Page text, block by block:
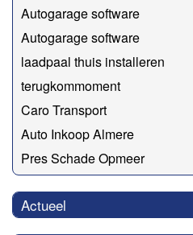
Autogarage software
Autogarage software
laadpaal thuis installeren
terugkommoment
Caro Transport
Auto Inkoop Almere
Pres Schade Opmeer
Actueel